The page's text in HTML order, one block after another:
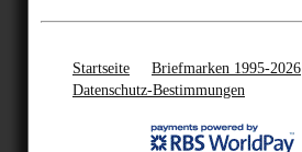
Startseite Briefmarken 1995-2026
Datenschutz-Bestimmungen